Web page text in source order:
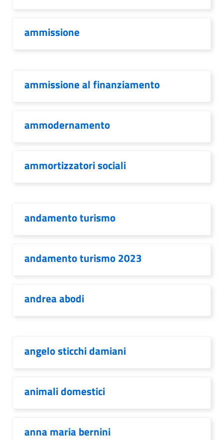
ammissione
ammissione al finanziamento
ammodernamento
ammortizzatori sociali
andamento turismo
andamento turismo 2023
andrea abodi
angelo sticchi damiani
animali domestici
anna maria bernini